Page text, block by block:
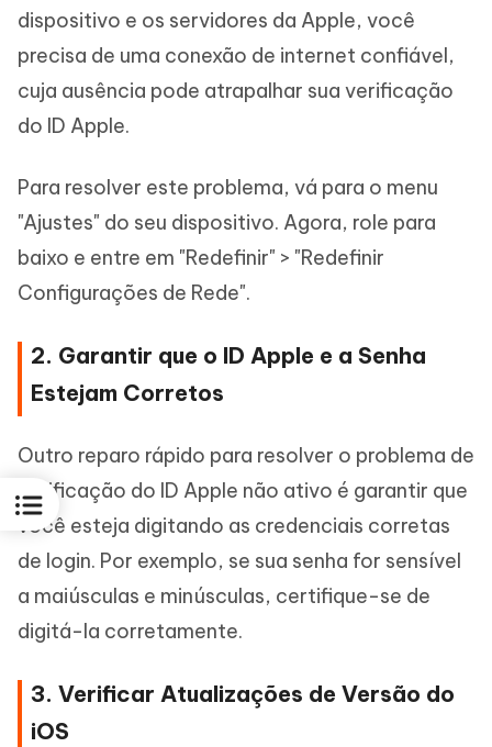
dispositivo e os servidores da Apple, você
precisa de uma conexão de internet confiável,
cuja ausência pode atrapalhar sua verificação
do ID Apple.
Para resolver este problema, vá para o menu
"Ajustes" do seu dispositivo. Agora, role para
baixo e entre em "Redefinir" > "Redefinir
Configurações de Rede".
2. Garantir que o ID Apple e a Senha
Estejam Corretos
Outro reparo rápido para resolver o problema de
verificação do ID Apple não ativo é garantir que
você esteja digitando as credenciais corretas
de login. Por exemplo, se sua senha for sensível
a maiúsculas e minúsculas, certifique-se de
digitá-la corretamente.
3. Verificar Atualizações de Versão do
iOS